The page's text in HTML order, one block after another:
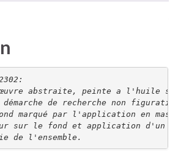
abstraite, peinte a l'huile sur
démarche de recherche non
marqué par l'application en
sur le fond et application d'un
de l'ensemble.